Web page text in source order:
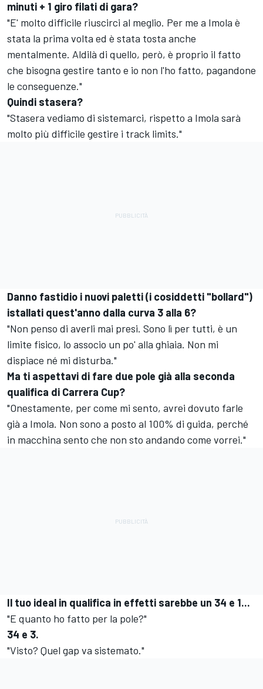
minuti + 1 giro filati di gara?
"E' molto difficile riuscirci al meglio. Per me a Imola è
stata la prima volta ed è stata tosta anche
mentalmente. Aldilà di quello, però, è proprio il fatto
che bisogna gestire tanto e io non l'ho fatto, pagandone
le conseguenze."
Quindi stasera?
"Stasera vediamo di sistemarci, rispetto a Imola sarà
molto più difficile gestire i track limits."
Danno fastidio i nuovi paletti (i cosiddetti "bollard")
istallati quest'anno dalla curva 3 alla 6?
"Non penso di averli mai presi. Sono lì per tutti, è un
limite fisico, lo associo un po' alla ghiaia. Non mi
dispiace né mi disturba."
Ma ti aspettavi di fare due pole già alla seconda
qualifica di Carrera Cup?
"Onestamente, per come mi sento, avrei dovuto farle
già a Imola. Non sono a posto al 100% di guida, perché
in macchina sento che non sto andando come vorrei."
Il tuo ideal in qualifica in effetti sarebbe un 34 e 1...
"E quanto ho fatto per la pole?"
34 e 3.
"Visto? Quel gap va sistemato."